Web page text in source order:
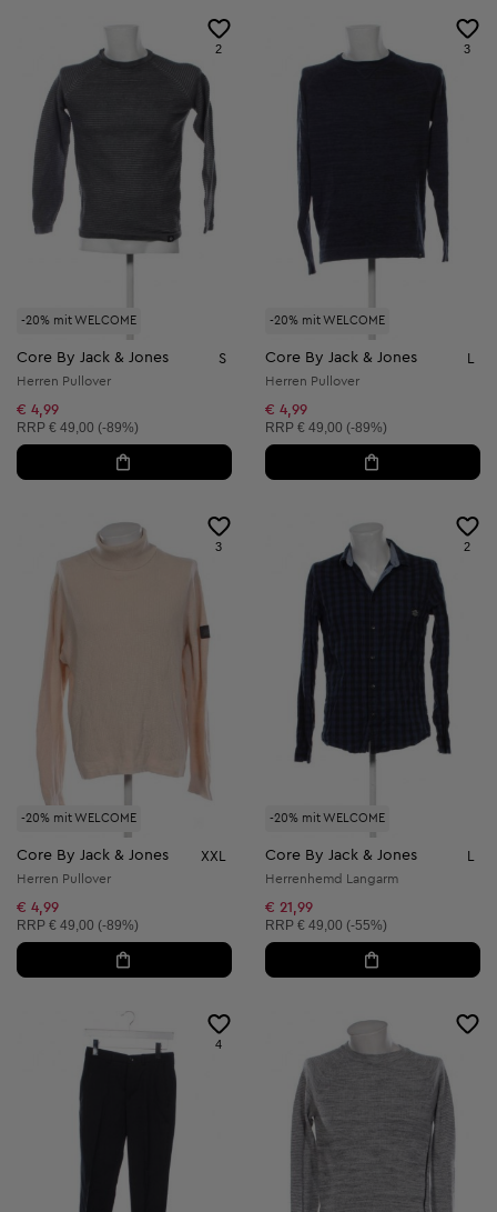
-20% mit WELCOME
2
Core By Jack & Jones S
Herren Pullover
€ 4,99
Unverbindliche Preisempfehlung:
RRP € 49,00 (-89%)
-20% mit WELCOME
3
Core By Jack & Jones L
Herren Pullover
€ 4,99
Unverbindliche Preisempfehlung:
RRP € 49,00 (-89%)
-20% mit WELCOME
3
Core By Jack & Jones XXL
Herren Pullover
€ 4,99
Unverbindliche Preisempfehlung:
RRP € 49,00 (-89%)
-20% mit WELCOME
2
Core By Jack & Jones L
Herrenhemd Langarm
€ 21,99
Unverbindliche Preisempfehlung:
RRP € 49,00 (-55%)
4